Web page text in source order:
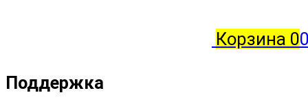
Корзина 0
Поддержка